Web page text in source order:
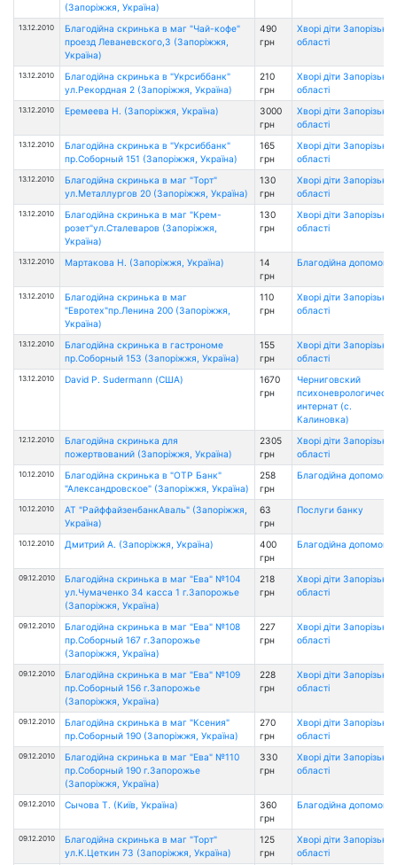
(Запоріжжя, Україна)
13.12.2010
Благодійна скринька в маг "Чай-кофе"
проезд Леваневского,3 (Запоріжжя,
Україна)
490
грн
Хворі діти Запорізької
області
13.12.2010
Благодійна скринька в "Укрсиббанк"
ул.Рекордная 2 (Запоріжжя, Україна)
210
грн
Хворі діти Запорізької
області
13.12.2010 Еремеева Н. (Запоріжжя, Україна)
3000
грн
Хворі діти Запорізької
області
13.12.2010
Благодійна скринька в "Укрсиббанк"
пр.Соборный 151 (Запоріжжя, Україна)
165
грн
Хворі діти Запорізької
області
13.12.2010
Благодійна скринька в маг "Торт"
ул.Металлургов 20 (Запоріжжя, Україна)
130
грн
Хворі діти Запорізької
області
13.12.2010
Благодійна скринька в маг "Крем-
розет"ул.Сталеваров (Запоріжжя,
Україна)
130
грн
Хворі діти Запорізької
області
13.12.2010 Мартакова Н. (Запоріжжя, Україна)
14
грн
Благодійна допомога
13.12.2010
Благодійна скринька в маг
"Евротех"пр.Ленина 200 (Запоріжжя,
Україна)
110
грн
Хворі діти Запорізької
області
13.12.2010
Благодійна скринька в гастрономе
пр.Соборный 153 (Запоріжжя, Україна)
155
грн
Хворі діти Запорізької
області
13.12.2010 David P. Sudermann (США)
1670
грн
Черниговский
интернат (с.
Калиновка)
12.12.2010
Благодійна скринька для
пожертвований (Запоріжжя, Україна)
2305
грн
Хворі діти Запорізької
області
10.12.2010
Благодійна скринька в "ОТР Банк"
"Александровское" (Запоріжжя, Україна)
258
грн
Благодійна допомога
10.12.2010
АТ "РайффайзенбанкАваль" (Запоріжжя,
Україна)
63
грн
Послуги банку
10.12.2010 Дмитрий А. (Запоріжжя, Україна)
400
грн
Благодійна допомога
09.12.2010
Благодійна скринька в маг "Ева" №104
ул.Чумаченко 34 касса 1 г.Запорожье
(Запоріжжя, Україна)
218
грн
Хворі діти Запорізької
області
09.12.2010
Благодійна скринька в маг "Ева" №108
пр.Соборный 167 г.Запорожье
(Запоріжжя, Україна)
227
грн
Хворі діти Запорізької
області
09.12.2010
Благодійна скринька в маг "Ева" №109
пр.Соборный 156 г.Запорожье
(Запоріжжя, Україна)
228
грн
Хворі діти Запорізької
області
09.12.2010
Благодійна скринька в маг "Ксения"
пр.Соборный 190 (Запоріжжя, Україна)
270
грн
Хворі діти Запорізької
області
09.12.2010
Благодійна скринька в маг "Ева" №110
пр.Соборный 190 г.Запорожье
(Запоріжжя, Україна)
330
грн
Хворі діти Запорізької
області
09.12.2010 Сычова Т. (Київ, Україна)
360
грн
Благодійна допомога
09.12.2010
Благодійна скринька в маг "Торт"
ул.К.Цеткин 73 (Запоріжжя, Україна)
125
грн
Хворі діти Запорізької
області